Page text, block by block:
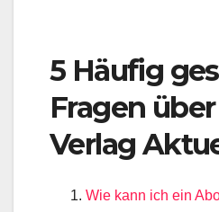
5 Häufig
Fragen
Verlag
Wie kann ich ein